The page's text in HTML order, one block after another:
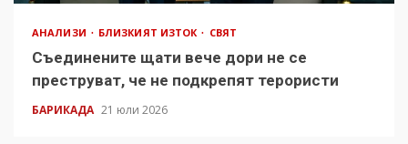
АНАЛИЗИ БЛИЗКИЯТ ИЗТОК СВЯТ
Съединените щати вече дори не се
преструват, че не подкрепят терористи
БАРИКАДА 21 юли 2026